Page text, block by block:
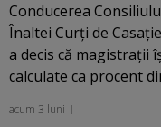
Conducerea
Înaltei Curți de
a decis că magistrații
calculate ca procent
acum 3 luni